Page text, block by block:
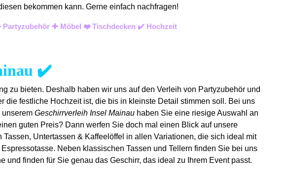
bekommen kann. Gerne einfach nachfragen!
Partyzubehör ✚ Möbel ❤️ Tischdecken ✔️ Hochzeit
✔️
zu bieten. Deshalb haben wir uns auf den Verleih von Partyzubehör und
die festliche Hochzeit ist, die bis in kleinste Detail stimmen soll. Bei uns
unserem Geschirrverleih Insel Mainauhaben Sie eine riesige Auswahl an
guten Preis? Dann werfen Sie doch mal einen Blick auf unsere
Untertassen & Kaffeelöffel in allen Variationen, die sich ideal mit
Neben klassischen Tassen und Tellern finden Sie bei uns
finden für Sie genau das Geschirr, das ideal zu Ihrem Event passt.